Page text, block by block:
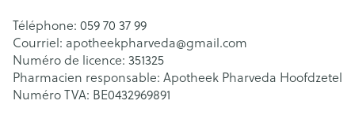
Téléphone: 059 70 37 99
Courriel: apotheekpharveda@gmail.com
Numéro de licence: 351325
Pharmacien responsable: Apotheek Pharveda Hoofdzetel
Numéro TVA: BE0432969891